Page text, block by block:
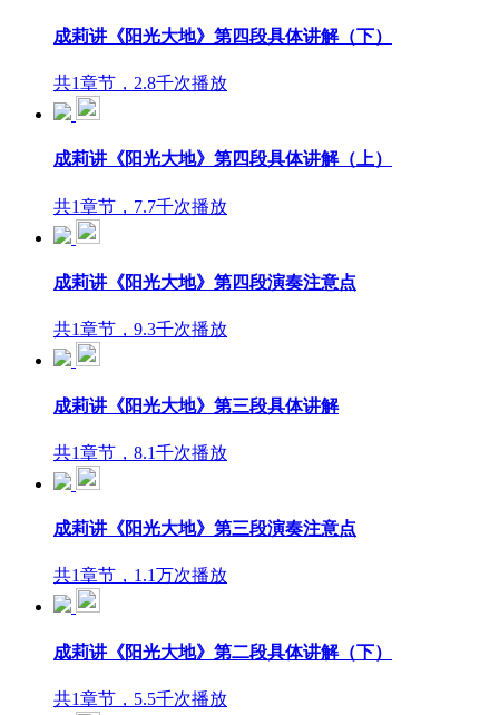
成莉讲《阳光大地》第四段具体讲解（下）
共1章节，2.8千次播放
成莉讲《阳光大地》第四段具体讲解（上）
共1章节，7.7千次播放
成莉讲《阳光大地》第四段演奏注意点
共1章节，9.3千次播放
成莉讲《阳光大地》第三段具体讲解
共1章节，8.1千次播放
成莉讲《阳光大地》第三段演奏注意点
共1章节，1.1万次播放
成莉讲《阳光大地》第二段具体讲解（下）
共1章节，5.5千次播放